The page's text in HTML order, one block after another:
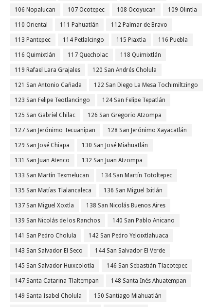
106 Nopalucan 107 Ocotepec 108 Ocoyucan 109 Olintla
110 Oriental 111 Pahuatlán 112 Palmar de Bravo
113 Pantepec 114 Petlalcingo 115 Piaxtla 116 Puebla
116 Quimixtlán 117 Quecholac 118 Quimixtlán
119 Rafael Lara Grajales 120 San Andrés Cholula
121 San Antonio Cañada 122 San Diego La Mesa Tochimiltzingo
123 San Felipe Teotlancingo 124 San Felipe Tepatlán
125 San Gabriel Chilac 126 San Gregorio Atzompa
127 San Jerónimo Tecuanipan 128 San Jerónimo Xayacatlán
129 San José Chiapa 130 San José Miahuatlán
131 San Juan Atenco 132 San Juan Atzompa
133 San Martín Texmelucan 134 San Martín Totoltepec
135 San Matías Tlalancaleca 136 San Miguel Ixitlán
137 San Miguel Xoxtla 138 San Nicolás Buenos Aires
139 San Nicolás de los Ranchos 140 San Pablo Anicano
141 San Pedro Cholula 142 San Pedro Yeloixtlahuaca
143 San Salvador El Seco 144 San Salvador El Verde
145 San Salvador Huixcolotla 146 San Sebastián Tlacotepec
147 Santa Catarina Tlaltempan 148 Santa Inés Ahuatempan
149 Santa Isabel Cholula 150 Santiago Miahuatlán